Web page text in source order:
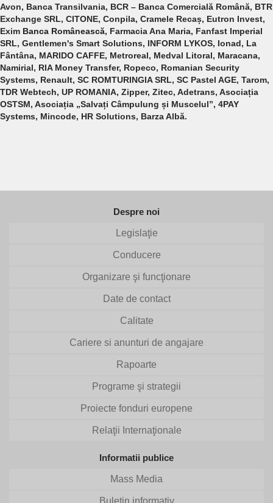
Avon, Banca Transilvania, BCR – Banca Comercială Română, BTR
Exchange SRL, CITONE, Conpila, Cramele Recaș, Eutron Invest,
Exim Banca Românească, Farmacia Ana Maria, Fanfast Imperial
SRL, Gentlemen's Smart Solutions, INFORM LYKOS, Ionad, La
Fântâna, MARIDO CAFFE, Metroreal, Medval Litoral, Maracana,
Namirial, RIA Money Transfer, Ropeco, Romanian Security
Systems, Renault, SC ROMTURINGIA SRL, SC Pastel AGE, Tarom,
TDR Webtech, UP ROMANIA, Zipper, Zitec, Adetrans, Asociația
OSTSM, Asociația „Salvați Câmpulung și Muscelul”, 4PAY
Systems, Mincode, HR Solutions, Barza Albă.
Despre noi
Legislaţie
Conducere
Organizare şi funcţionare
Date de contact
Calitate
Cariere si anunturi de angajare
Rapoarte
Programe şi strategii
Proiecte fonduri europene
Relaţii Internaţionale
Informatii publice
Mass Media
Buletin informativ